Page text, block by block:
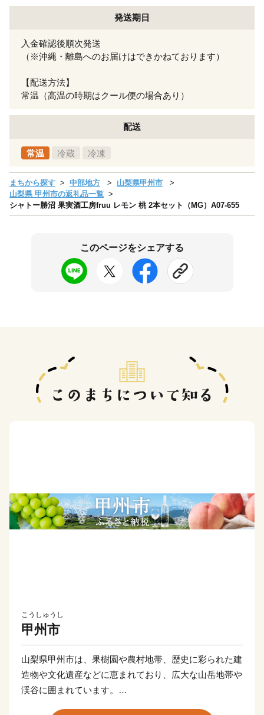
発送期日
入金確認後順次発送
（※沖縄・離島へのお届けはできかねております）
【配送方法】
常温（高温の時期はクール便の場合あり）
配送
常温 冷蔵 冷凍
まちから探す 中部地方
山梨県甲州市
山梨県 甲州市の返礼品一覧
シャトー勝沼 果実酒工房fruu レモン 桃 2本セット（MG）A07-655
このページをシェアする
こうしゅうし
甲州市
山梨県甲州市は、果樹園や農村地帯、歴史に彩られた建
造物や文化遺産などに恵まれており、広大な山岳地帯や
渓谷に囲まれています。